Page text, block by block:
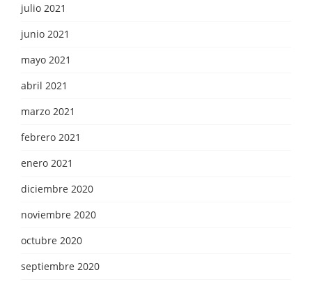
julio 2021
junio 2021
mayo 2021
abril 2021
marzo 2021
febrero 2021
enero 2021
diciembre 2020
noviembre 2020
octubre 2020
septiembre 2020